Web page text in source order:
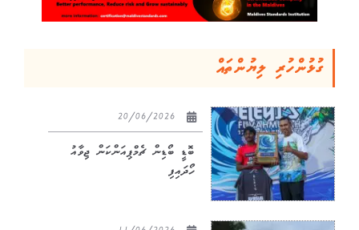
ގުޅުންހުރި ލިޔުންތައް
ބޮޑީ ބޯޑިން ޗެމްޕިއަންކަން ޖިވާއު
ހޯދައިފި